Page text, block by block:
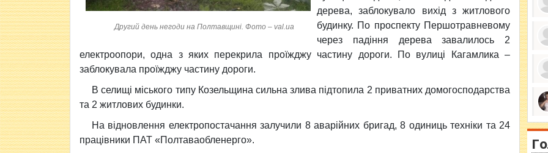
Другий день негоди на Полтавщині. Фото – val.ua
дерева, заблокувало вихід з житлового
будинку. По проспекту Першотравневому
через падіння дерева завалилось 2
електроопори, одна з яких перекрила проїжджу частину дороги. По вулиці Кагамлика –
заблокувала проїжджу частину дороги.
В селищі міського типу Козельщина сильна злива підтопила 2 приватних домогосподарства
та 2 житлових будинки.
На відновлення електропостачання залучили 8 аварійних бригад, 8 одиниць техніки та 24
працівники ПАТ «Полтаваобленерго».
ми
in